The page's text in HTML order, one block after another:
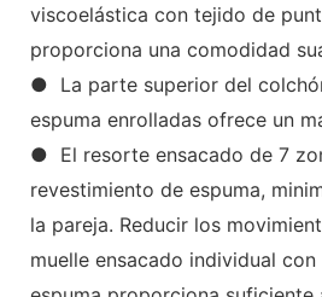
viscoelástica con tejido de
proporciona una comodidad
● La parte superior del
espuma enrolladas ofrece un
● El resorte ensacado de 7
revestimiento de espuma,
la pareja. Reducir los
muelle ensacado individual